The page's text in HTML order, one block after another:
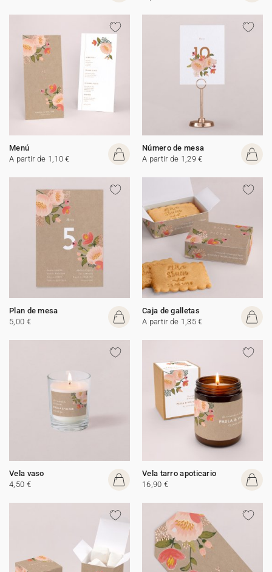
Menú
A partir de 1,10 €
Número de mesa
A partir de 1,29 €
Plan de mesa
5,00 €
Caja de galletas
A partir de 1,35 €
Vela vaso
4,50 €
Vela tarro apoticario
16,90 €